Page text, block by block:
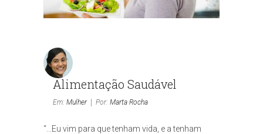
Alimentação Saudável
Em: Mulher Por: Marta Rocha
“...Eu vim para que tenham vida, e a tenham